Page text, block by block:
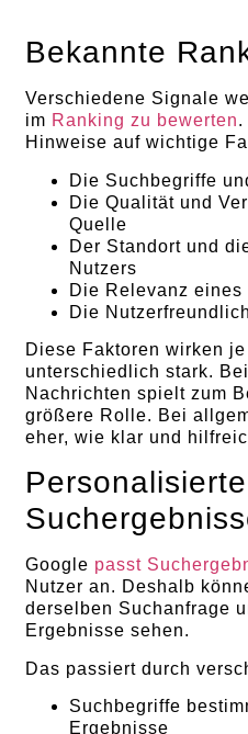
Bekannte
Verschiedene Signale
im Ranking zu bewerten.
Hinweise auf wichtige
Die Suchbegriffe
Die Qualität und
Quelle
Der Standort und
Nutzers
Die Relevanz
Die
Diese Faktoren wirken
unterschiedlich stark.
Nachrichten spielt zum
größere Rolle. Bei
eher, wie klar und
Personalisierte
Google passt
Nutzer an. Deshalb
derselben Suchanfrage
Ergebnisse sehen.
Das passiert durch
Suchbegriffe
Ergebnisse